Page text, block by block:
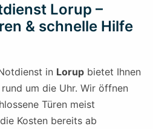
Lorup –
& schnelle Hilfe
in Lorup bietet Ihnen
um die Uhr. Wir öffnen
Türen meist
Kosten bereits ab